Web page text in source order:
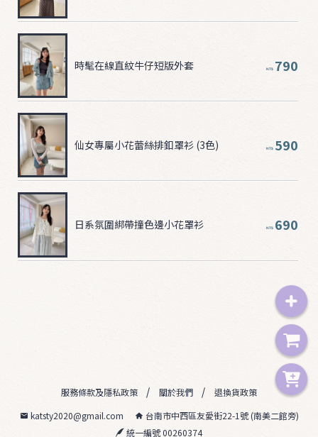
NT$ 790
時髦在線直紋牛仔短版外套
NT$ 590
仙女專屬小花蕾絲排釦罩衫 (3色)
NT$ 690
日系氛圍綁帶撞色邊小花罩衫
服務條款及隱私政策 關於我們
退換貨政策
katsty2020@gmail.com
台南市中西區友愛街22-1號 (南美二館旁)
統一編號 00260374